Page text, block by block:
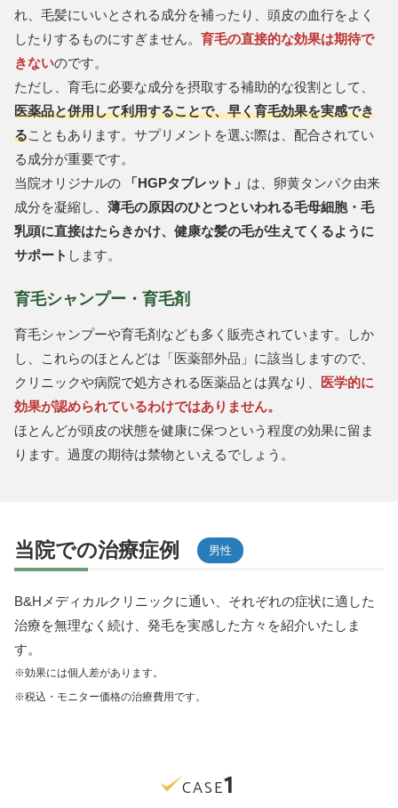
れ、毛髪にいいとされる成分を補ったり、頭皮の血行をよく
したりするものにすぎません。 育毛の直接的な効果は期待で
きないのです。
ただし、育毛に必要な成分を摂取する補助的な役割として、
医薬品と併用して利用することで、早く育毛効果を実感でき
ることもあります。サプリメントを選ぶ際は、配合されてい
る成分が重要です。
当院オリジナルの 「HGPタブレット」 は、卵黄タンパク由来
成分を凝縮し、 薄毛の原因のひとつといわれる毛母細胞・毛
乳頭に直接はたらきかけ、健康な髪の毛が生えてくるように
サポート します。
育毛シャンプー・育毛剤
育毛シャンプーや育毛剤なども多く販売されています。しか
し、これらのほとんどは「医薬部外品」に該当しますので、
クリニックや病院で処方される医薬品とは異なり、
医学的に
効果が認められているわけではありません。
ほとんどが頭皮の状態を健康に保つという程度の効果に留ま
ります。過度の期待は禁物といえるでしょう。
当院での治療症例 男性
B&Hメディカルクリニックに通い、それぞれの症状に適した
治療を無理なく続け、発毛を実感した方々を紹介いたしま
す。
※効果には個人差があります。
※税込・モニター価格の治療費用です。
CASE1